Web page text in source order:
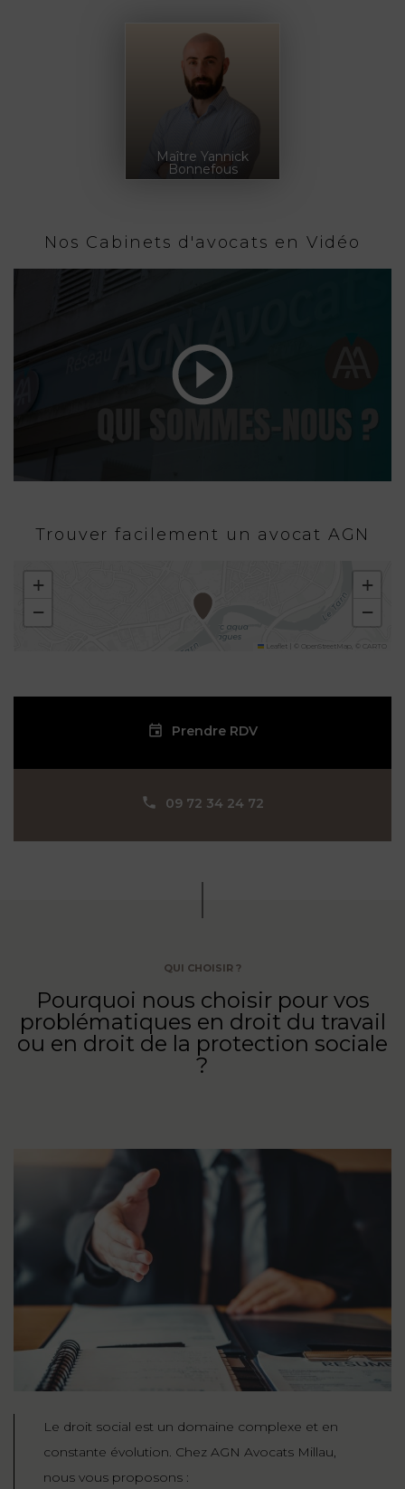
Maître Yannick
Bonnefous
Nos Cabinets d'avocats en Vidéo
Trouver facilement un avocat AGN
+
−
+
−
Leaflet OpenStreetMap CARTO
Prendre RDV
09 72 34 24 72
QUI CHOISIR ?
Pourquoi nous choisir pour vos
problématiques en droit du travail
ou en droit de la protection sociale
?
Le droit social est un domaine complexe et en
constante évolution. Chez AGN Avocats Millau,
nous vous proposons :